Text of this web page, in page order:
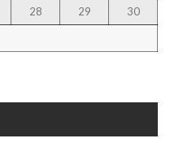
28 29 30